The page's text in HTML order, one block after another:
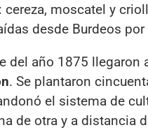
moscatel y
desde Burdeos por
del año 1875 llegaron
. Se plantaron
el sistema de
de otra y a distancia